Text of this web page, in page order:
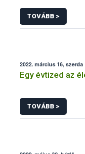
TOVÁBB >
2022. március 16, szerda
Egy évtized az
TOVÁBB >